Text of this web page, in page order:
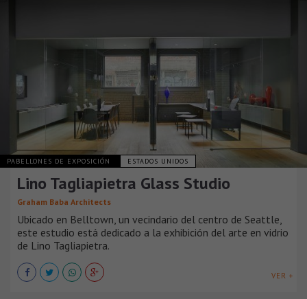
PABELLONES DE EXPOSICIÓN ESTADOS UNIDOS
Lino Tagliapietra Glass Studio
Graham Baba Architects
Ubicado en Belltown, un vecindario del centro de Seattle,
este estudio está dedicado a la exhibición del arte en vidrio
de Lino Tagliapietra.
VER +